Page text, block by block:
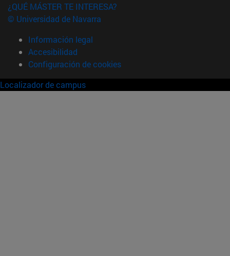
¿QUÉ MÁSTER TE INTERESA?
© Universidad de Navarra
Información legal
Accesibilidad
Configuración de cookies
Localizador de campus